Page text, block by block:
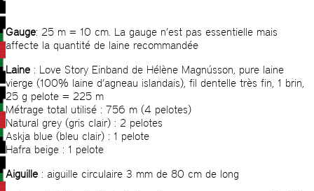
Gauge: 25 m = 10 cm. La gauge n’est pas essentielle mais
affecte la quantité de laine recommandée
Laine : Love Story Einband de Hélène Magnússon, pure laine
vierge (100% laine d’agneau islandais), fil dentelle très fin, 1 brin,
25 g pelote = 225 m
Métrage total utilisé : 756 m (4 pelotes)
Natural grey (gris clair) : 2 pelotes
Askja blue (bleu clair) : 1 pelote
Hafra beige : 1 pelote
Aiguille : aiguille circulaire 3 mm de 80 cm de long